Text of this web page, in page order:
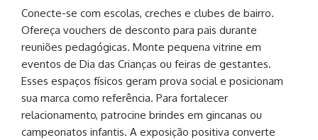
Conecte-se com escolas, creches e clubes de bairro.
Ofereça vouchers de desconto para pais durante
reuniões pedagógicas. Monte pequena vitrine em
eventos de Dia das Crianças ou feiras de gestantes.
Esses espaços físicos geram prova social e posicionam
sua marca como referência. Para fortalecer
relacionamento, patrocine brindes em gincanas ou
campeonatos infantis. A exposição positiva converte